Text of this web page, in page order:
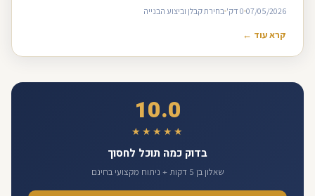
07/05/2026 0 דק' בחירת קבלן וביצוע הבנייה
קרא עוד ←
10.0
★★★★★
בדוק כמה תוכל לחסוך
שאלון בן 5 דקות + ניתוח מקצועי בחינם